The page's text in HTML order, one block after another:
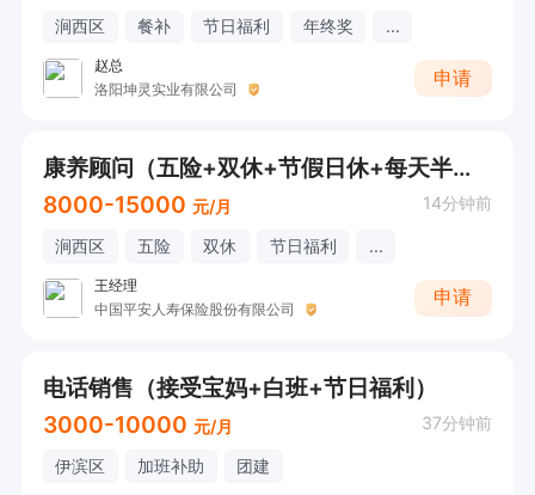
涧西区 餐补 节日福利 年终奖 ...
赵总
洛阳坤灵实业有限公司
申请
康养顾问（五险+双休+节假日休+每天半天班）
8000-15000 元/月 14分钟前
涧西区 五险 双休 节日福利 ...
王经理
中国平安人寿保险股份有限公司
申请
电话销售（接受宝妈+白班+节日福利）
3000-10000 元/月 37分钟前
伊滨区 加班补助 团建